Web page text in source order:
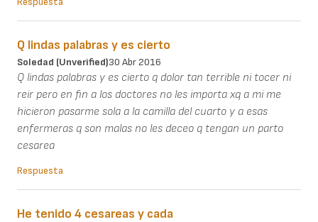
Q lindas palabras y es cierto
Soledad (unverified)30 Abr 2016
Q lindas palabras y es cierto q dolor tan terrible ni tocer ni
reir pero en fin a los doctores no les importa xq a mi me
hicieron pasarme sola a la camilla del cuarto y a esas
enfermeras q son malas no les deceo q tengan un parto
cesarea
Respuesta
He tenido 4 cesareas y cada